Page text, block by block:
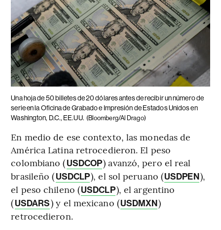
Una hoja de 50 billetes de 20 dólares antes de recibir un número de
serie en la Oficina de Grabado e Impresión de Estados Unidos en
Washington, D.C., EE.UU. (Bloomberg/Al Drago)
En medio de ese contexto, las monedas de
América Latina retrocedieron. El peso
colombiano (USDCOP) avanzó, pero el real
brasileño (USDCLP), el sol peruano (USDPEN),
el peso chileno (USDCLP), el argentino
(USDARS) y el mexicano (USDMXN)
retrocedieron.